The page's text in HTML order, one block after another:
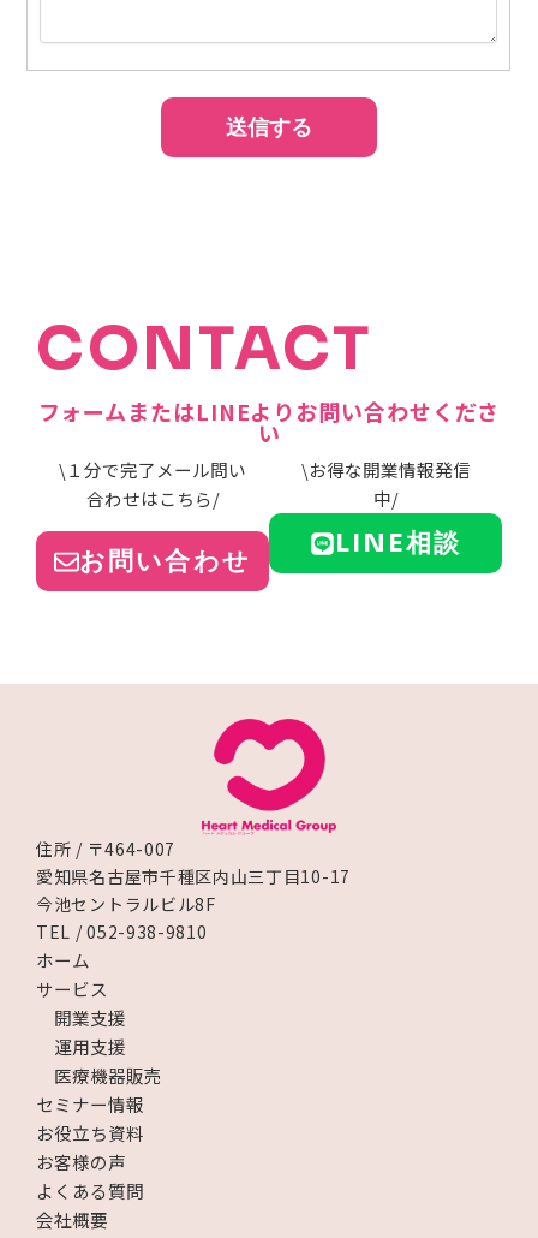
CONTACT
フォームまたはLINEよりお問い合わせくださ
い
\１分で完了メール問い
合わせはこちら/
お問い合わせ
\お得な開業情報発信
中/
LINE相談
住所 / 〒464-007
愛知県名古屋市千種区内山三丁目10-17
今池セントラルビル8F
TEL / 052-938-9810
ホーム
サービス
開業支援
運用支援
医療機器販売
セミナー情報
お役立ち資料
お客様の声
よくある質問
会社概要